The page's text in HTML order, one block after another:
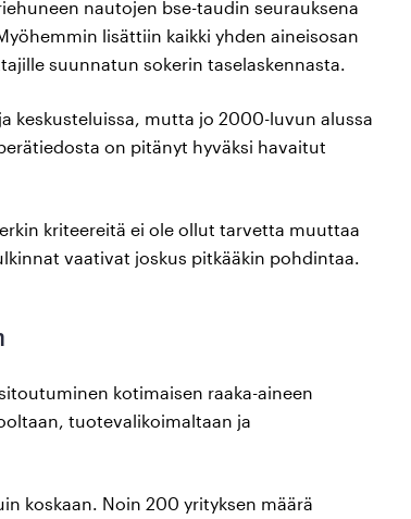
nautojen bse-taudin seurauksena
lisättiin kaikki yhden aineisosan
suunnatun sokerin taselaskennasta.
keskusteluissa, mutta jo 2000-luvun alussa
on pitänyt hyväksi havaitut
kriteereitä ei ole ollut tarvetta muuttaa
vaativat joskus pitkääkin pohdintaa.
kotimaisen raaka-aineen
tuotevalikoimaltaan ja
koskaan. Noin 200 yrityksen määrä